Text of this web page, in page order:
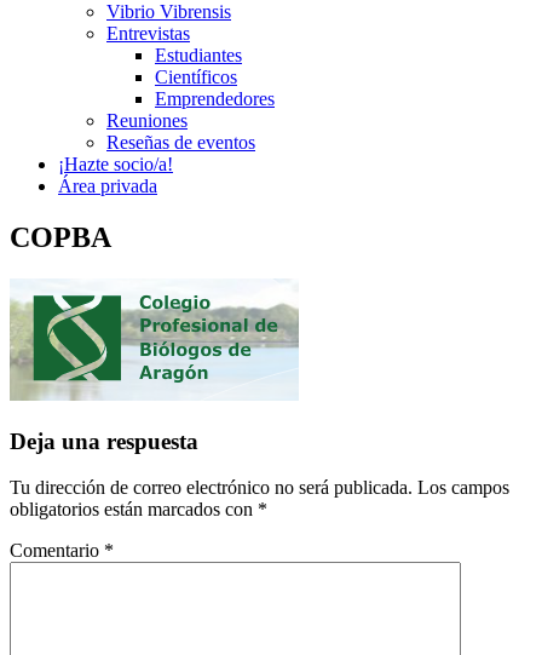
Vibrio Vibrensis
Entrevistas
Estudiantes
Científicos
Emprendedores
Reuniones
Reseñas de eventos
¡Hazte socio/a!
Área privada
COPBA
Deja una respuesta
Tu dirección de correo electrónico no será publicada. Los campos
obligatorios están marcados con *
Comentario *